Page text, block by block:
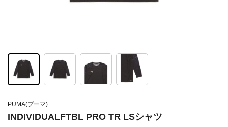
PUMA(プーマ)
INDIVIDUALFTBL PRO TR LSシャツ